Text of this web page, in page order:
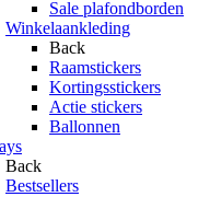
Sale plafondborden
Winkelaankleding
Back
Raamstickers
Kortingsstickers
Actie stickers
Ballonnen
Back
Bestsellers